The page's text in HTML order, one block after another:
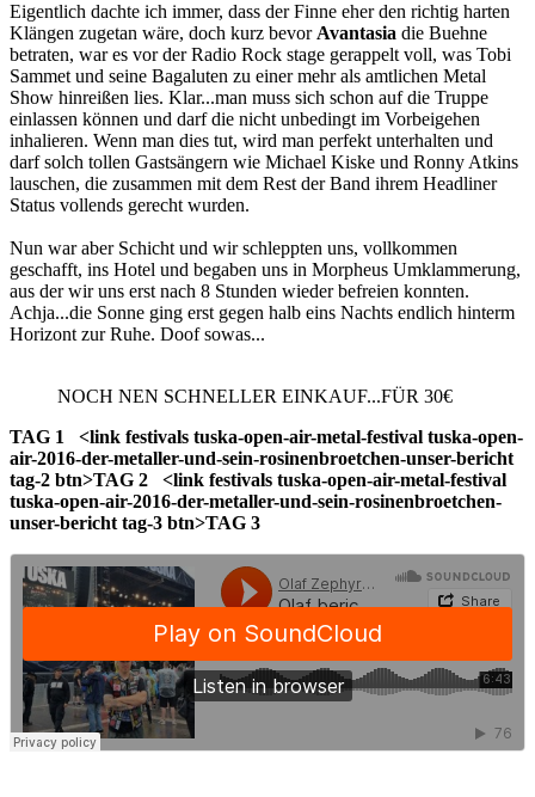
Eigentlich dachte ich immer, dass der Finne eher den richtig harten
Klängen zugetan wäre, doch kurz bevor Avantasia die Buehne
betraten, war es vor der Radio Rock stage gerappelt voll, was Tobi
Sammet und seine Bagaluten zu einer mehr als amtlichen Metal
Show hinreißen lies. Klar...man muss sich schon auf die Truppe
einlassen können und darf die nicht unbedingt im Vorbeigehen
inhalieren. Wenn man dies tut, wird man perfekt unterhalten und
darf solch tollen Gastsängern wie Michael Kiske und Ronny Atkins
lauschen, die zusammen mit dem Rest der Band ihrem Headliner
Status vollends gerecht wurden.
Nun war aber Schicht und wir schleppten uns, vollkommen
geschafft, ins Hotel und begaben uns in Morpheus Umklammerung,
aus der wir uns erst nach 8 Stunden wieder befreien konnten.
Achja...die Sonne ging erst gegen halb eins Nachts endlich hinterm
Horizont zur Ruhe. Doof sowas...
NOCH NEN SCHNELLER EINKAUF...FÜR 30€
TAG 1
<link festivals tuska-open-air-metal-festival tuska-open-
air-2016-der-metaller-und-sein-rosinenbroetchen-unser-bericht
tag-2 btn>TAG 2
<link festivals tuska-open-air-metal-festival
tuska-open-air-2016-der-metaller-und-sein-rosinenbroetchen-
unser-bericht tag-3 btn>TAG 3